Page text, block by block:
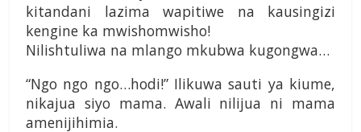
kitandani lazima wapitiwe na kausingizi
kengine ka mwishomwisho!
Nilishtuliwa na mlango mkubwa kugongwa…
“Ngo ngo ngo…hodi!” Ilikuwa sauti ya kiume,
nikajua siyo mama. Awali nilijua ni mama
amenijihimia.